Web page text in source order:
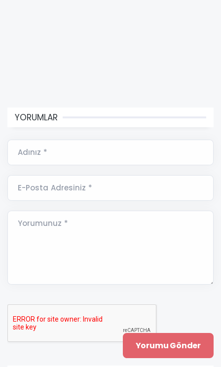
YORUMLAR
Adınız *
E-Posta Adresiniz *
Yorumunuz *